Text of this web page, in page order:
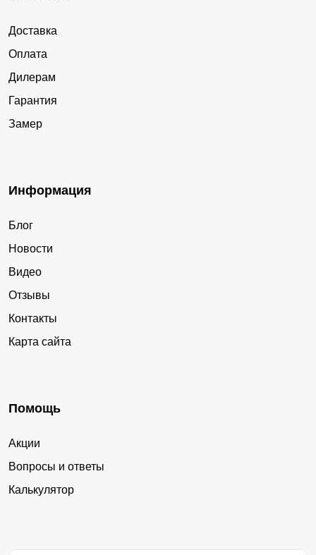
Доставка
Оплата
Дилерам
Гарантия
Замер
Информация
Блог
Новости
Видео
Отзывы
Контакты
Карта сайта
Помощь
Акции
Вопросы и ответы
Калькулятор